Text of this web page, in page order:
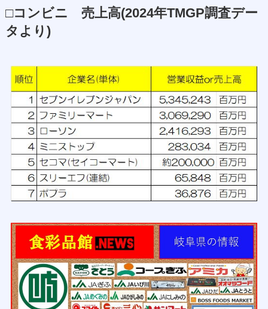
□コンビニ 売上高(2024年TMGP調査デー
タより)